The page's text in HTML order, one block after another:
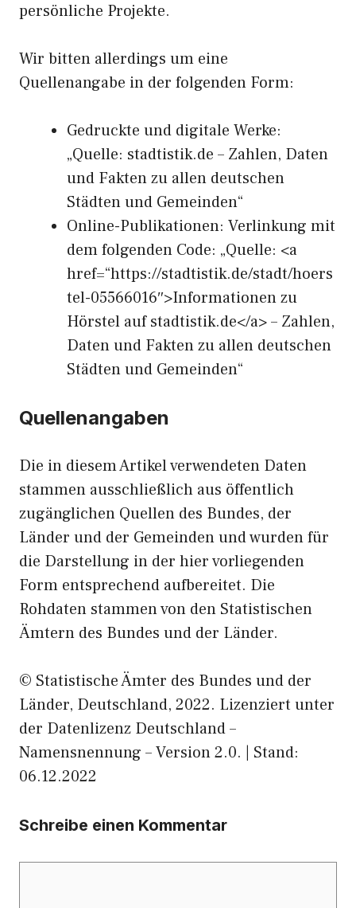
persönliche Projekte.
Wir bitten allerdings um eine
Quellenangabe in der folgenden Form:
Gedruckte und digitale Werke:
„Quelle: stadtistik.de – Zahlen, Daten
und Fakten zu allen deutschen
Städten und Gemeinden“
Online-Publikationen: Verlinkung mit
dem folgenden Code: „Quelle: <a
href=“https://stadtistik.de/stadt/hoers
tel-05566016″>Informationen zu
Hörstel auf stadtistik.de</a> – Zahlen,
Daten und Fakten zu allen deutschen
Städten und Gemeinden“
Quellenangaben
Die in diesem Artikel verwendeten Daten
stammen ausschließlich aus öffentlich
zugänglichen Quellen des Bundes, der
Länder und der Gemeinden und wurden für
die Darstellung in der hier vorliegenden
Form entsprechend aufbereitet. Die
Rohdaten stammen von den Statistischen
Ämtern des Bundes und der Länder.
© Statistische Ämter des Bundes und der
Länder, Deutschland, 2022. Lizenziert unter
der Datenlizenz Deutschland –
Namensnennung – Version 2.0. | Stand:
06.12.2022
Schreibe einen Kommentar